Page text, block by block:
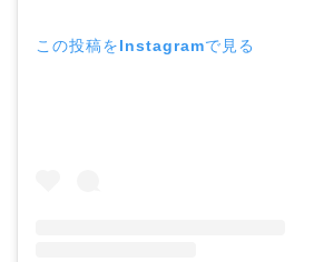
この投稿をInstagramで見る